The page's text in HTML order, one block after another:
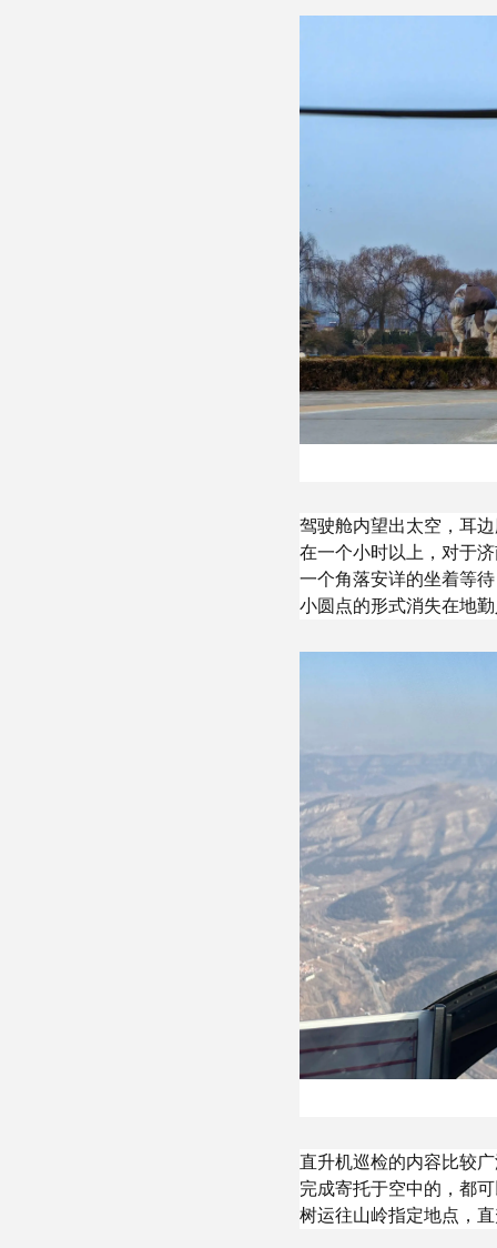
驾驶舱内望出太空，耳
在一个小时以上，对于
一个角落安详的坐着等
小圆点的形式消失在地
直升机巡检的内容比较
完成寄托于空中的，都
树运往山岭指定地点，